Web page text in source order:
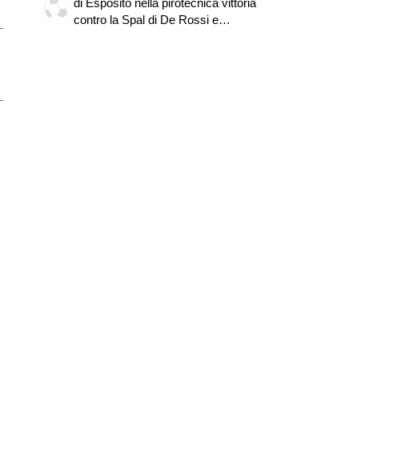
di Esposito nella pirotecnica vittoria
contro la Spal di De Rossi e